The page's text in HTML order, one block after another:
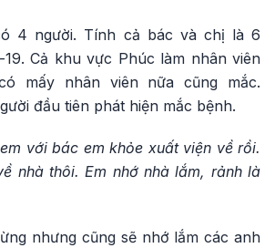
4 người. Tính cả bác và chị là 6
19. Cả khu vực Phúc làm nhân viên
mấy nhân viên nữa cũng mắc.
đầu tiên phát hiện mắc bệnh.
với bác em khỏe xuất viện về rồi.
nhà thôi. Em nhớ nhà lắm, rảnh là
nhưng cũng sẽ nhớ lắm các anh